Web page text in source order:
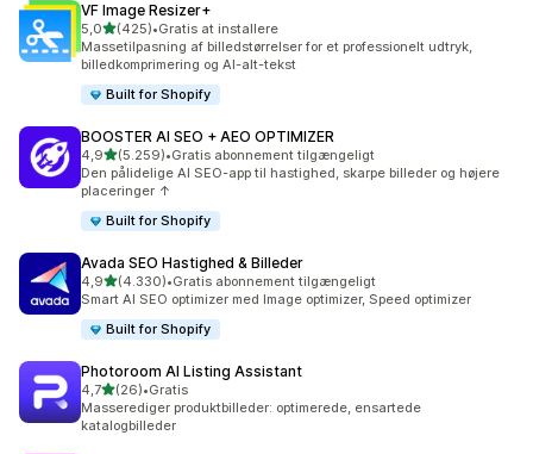
VF Image Resizer+
5,0ud af 5 stjerner
(425)
425 anmeldelser i alt
•Gratis at installere
Massetilpasning af billedstørrelser for et professionelt udtryk,
billedkomprimering og AI-alt-tekst
Built for Shopify
BOOSTER AI SEO + AEO OPTIMIZER
4,9ud af 5 stjerner
(5.259)
5259 anmeldelser i alt
•Gratis abonnement tilgængeligt
Den pålidelige AI SEO-app til hastighed, skarpe billeder og højere
placeringer ↑
Built for Shopify
Avada SEO Hastighed & Billeder
4,9ud af 5 stjerner
(4.330)
4330 anmeldelser i alt
•Gratis abonnement tilgængeligt
Smart AI SEO optimizer med Image optimizer, Speed optimizer
Built for Shopify
Photoroom AI Listing Assistant
4,7ud af 5 stjerner
(26)
26 anmeldelser i alt
•Gratis
Masserediger produktbilleder: optimerede, ensartede
katalogbilleder